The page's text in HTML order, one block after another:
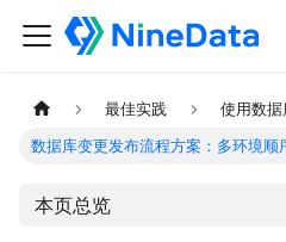
最佳实践
使用数
数据库变更发布流程方案：多环境
本页总览